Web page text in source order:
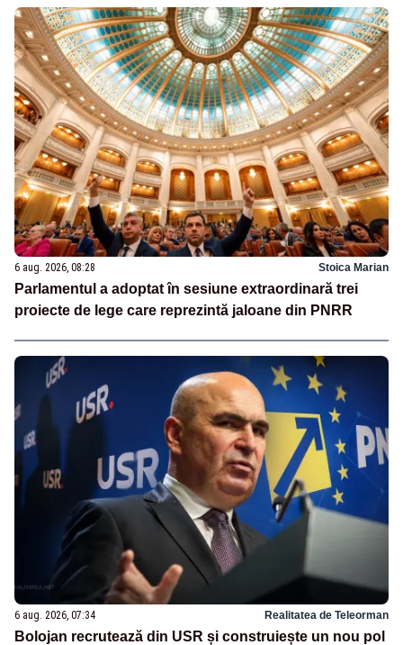
6 aug. 2026, 08:28 Stoica Marian
Parlamentul a adoptat în sesiune extraordinară trei
proiecte de lege care reprezintă jaloane din PNRR
6 aug. 2026, 07:34 Realitatea de Teleorman
Bolojan recrutează din USR și construiește un nou pol